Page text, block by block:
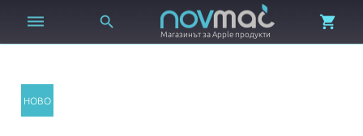
 
Магазинът за Apple продукти
